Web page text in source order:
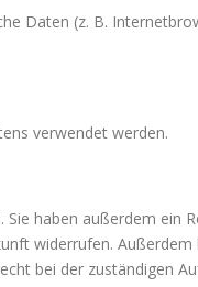
Daten (z. B.
verwendet werden.
haben außerdem ein
widerrufen.
bei der zuständigen